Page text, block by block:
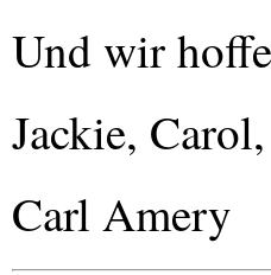
Und wir
Jackie,
Carl Amery